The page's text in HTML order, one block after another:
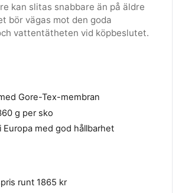
kan slitas snabbare än på äldre
bör vägas mot den goda
vattentätheten vid köpbeslutet.
Gore-Tex-membran
g per sko
Europa med god hållbarhet
runt 1865 kr